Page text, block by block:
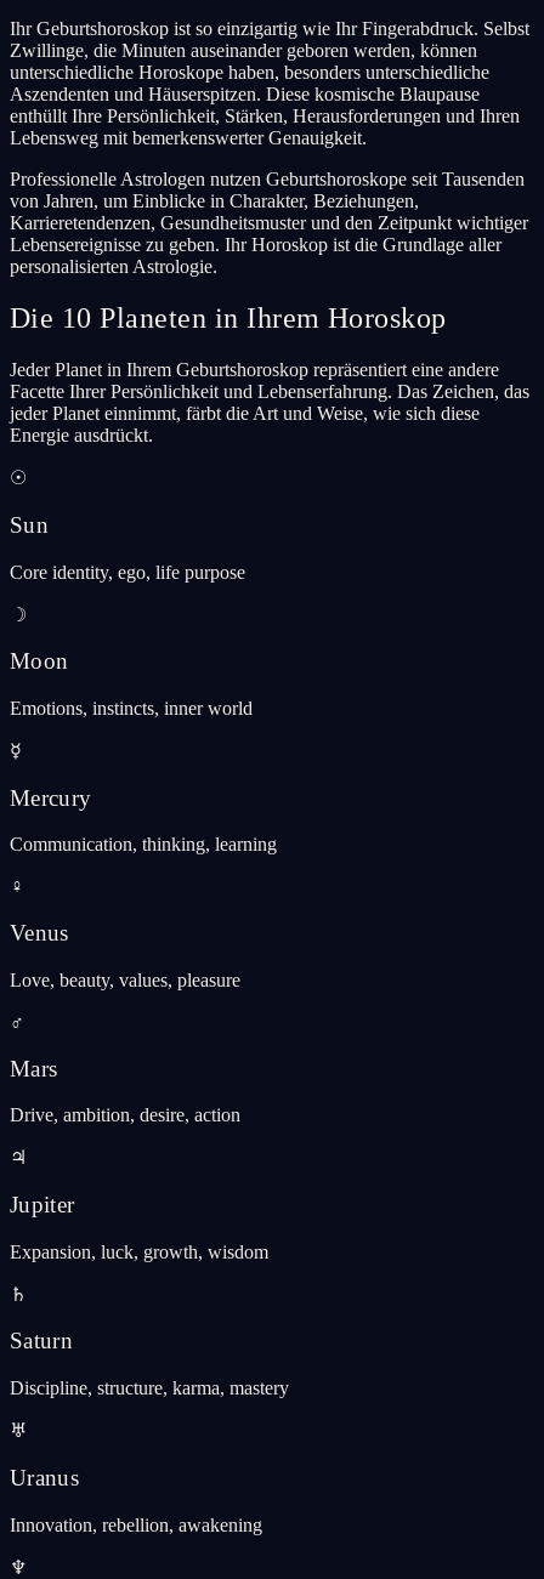
Ihr Geburtshoroskop ist so einzigartig wie Ihr Fingerabdruck. Selbst
Zwillinge, die Minuten auseinander geboren werden, können
unterschiedliche Horoskope haben, besonders unterschiedliche
Aszendenten und Häuserspitzen. Diese kosmische Blaupause
enthüllt Ihre Persönlichkeit, Stärken, Herausforderungen und Ihren
Lebensweg mit bemerkenswerter Genauigkeit.
Professionelle Astrologen nutzen Geburtshoroskope seit Tausenden
von Jahren, um Einblicke in Charakter, Beziehungen,
Karrieretendenzen, Gesundheitsmuster und den Zeitpunkt wichtiger
Lebensereignisse zu geben. Ihr Horoskop ist die Grundlage aller
personalisierten Astrologie.
Die 10 Planeten in Ihrem Horoskop
Jeder Planet in Ihrem Geburtshoroskop repräsentiert eine andere
Facette Ihrer Persönlichkeit und Lebenserfahrung. Das Zeichen, das
jeder Planet einnimmt, färbt die Art und Weise, wie sich diese
Energie ausdrückt.
☉
Sun
Core identity, ego, life purpose
☽
Moon
Emotions, instincts, inner world
☿
Mercury
Communication, thinking, learning
♀
Venus
Love, beauty, values, pleasure
♂
Mars
Drive, ambition, desire, action
♃
Jupiter
Expansion, luck, growth, wisdom
♄
Saturn
Discipline, structure, karma, mastery
♅
Uranus
Innovation, rebellion, awakening
♆